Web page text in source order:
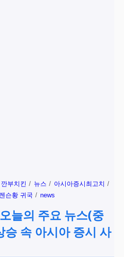
깐부치킨 뉴스
아시아증시최고치
젠슨황 귀국 news
늘의 주요 뉴스(중
승 속 아시아 증시 사